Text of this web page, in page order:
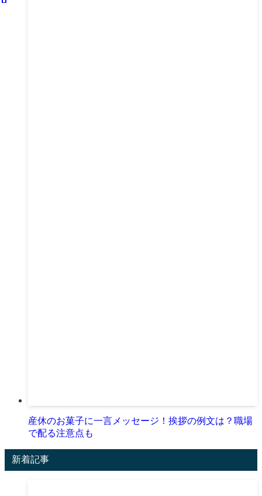
産休のお菓子に一言メッセージ！挨拶の例文は？職場
で配る注意点も
新着記事